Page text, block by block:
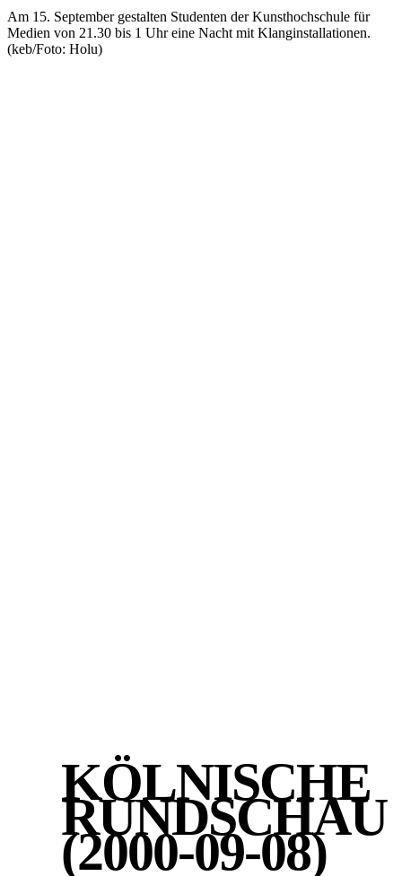
Am 15. September gestalten Studenten der Kunsthochschule für
Medien von 21.30 bis 1 Uhr eine Nacht mit Klanginstallationen.
(keb/Foto: Holu)
KÖLNISCHE
(2000-09-08)